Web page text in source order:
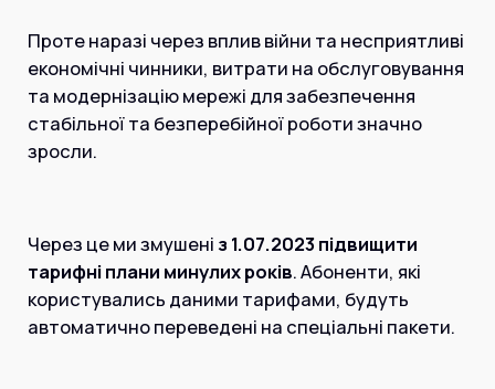
Карта покриття
Магазин
Загальні запитання:
info@simnet.kiev.ua
support@simnet.kiev.ua
03134, м. Київ, вул. Симиренко, 36,
корпус А, 3 поверх
Проте наразі через вплив війни та несприятливі
економічні чинники, витрати на обслуговування
та модернізацію мережі для забезпечення
стабільної та безперебійної роботи значно
зросли.
Через це ми змушені з 1.07.2023 підвищити
тарифні плани минулих років. Абоненти, які
користувались даними тарифами, будуть
автоматично переведені на спеціальні пакети.